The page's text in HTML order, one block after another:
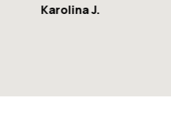
Karolina J.